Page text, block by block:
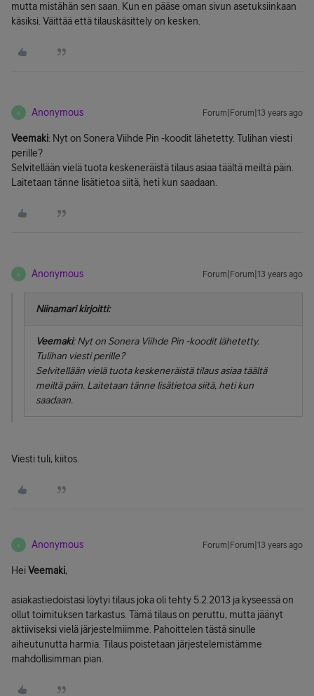
mutta mistähän sen saan. Kun en pääse oman sivun asetuksiinkaan
käsiksi. Väittää että tilauskäsittely on kesken.
A Anonymous Forum|Forum|13 years ago
Veemaki: Nyt on Sonera Viihde Pin -koodit lähetetty. Tulihan viesti
perille?
Selvitellään vielä tuota keskeneräistä tilaus asiaa täältä meiltä päin.
Laitetaan tänne lisätietoa siitä, heti kun saadaan.
A Anonymous Forum|Forum|13 years ago
Niinamari kirjoitti:
Veemaki: Nyt on Sonera Viihde Pin -koodit lähetetty.
Tulihan viesti perille?
Selvitellään vielä tuota keskeneräistä tilaus asiaa täältä
meiltä päin. Laitetaan tänne lisätietoa siitä, heti kun
saadaan.
Viesti tuli, kiitos.
A Anonymous Forum|Forum|13 years ago
HeiVeemaki,
asiakastiedoistasi löytyi tilaus joka oli tehty 5.2.2013 ja kyseessä on
ollut toimituksen tarkastus. Tämä tilaus on peruttu, mutta jäänyt
aktiiviseksi vielä järjestelmiimme. Pahoittelen tästä sinulle
aiheutunutta harmia. Tilaus poistetaan järjestelemistämme
mahdollisimman pian.